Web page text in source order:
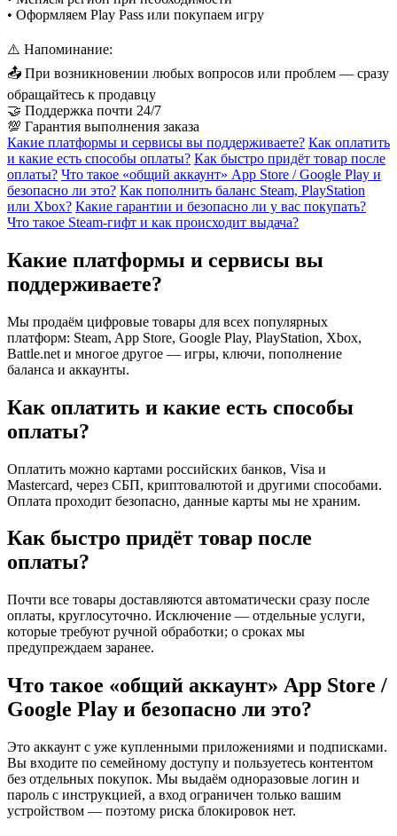
• Оформляем Play Pass или покупаем игру
⚠️ Напоминание:
📤 При возникновении любых вопросов или проблем — сразу
обращайтесь к продавцу
🤝 Поддержка почти 24/7
💯 Гарантия выполнения заказа
Какие платформы и сервисы вы поддерживаете? Как оплатить
и какие есть способы оплаты? Как быстро придёт товар после
оплаты? Что такое «общий аккаунт» App Store / Google Play и
безопасно ли это? Как пополнить баланс Steam, PlayStation
или Xbox? Какие гарантии и безопасно ли у вас покупать?
Что такое Steam-гифт и как происходит выдача?
Какие платформы и сервисы вы
поддерживаете?
Мы продаём цифровые товары для всех популярных
платформ: Steam, App Store, Google Play, PlayStation, Xbox,
Battle.net и многое другое — игры, ключи, пополнение
баланса и аккаунты.
Как оплатить и какие есть способы
оплаты?
Оплатить можно картами российских банков, Visa и
Mastercard, через СБП, криптовалютой и другими способами.
Оплата проходит безопасно, данные карты мы не храним.
Как быстро придёт товар после
оплаты?
Почти все товары доставляются автоматически сразу после
оплаты, круглосуточно. Исключение — отдельные услуги,
которые требуют ручной обработки; о сроках мы
предупреждаем заранее.
Что такое «общий аккаунт» App Store /
Google Play и безопасно ли это?
Это аккаунт с уже купленными приложениями и подписками.
Вы входите по семейному доступу и пользуетесь контентом
без отдельных покупок. Мы выдаём одноразовые логин и
пароль с инструкцией, а вход ограничен только вашим
устройством — поэтому риска блокировок нет.